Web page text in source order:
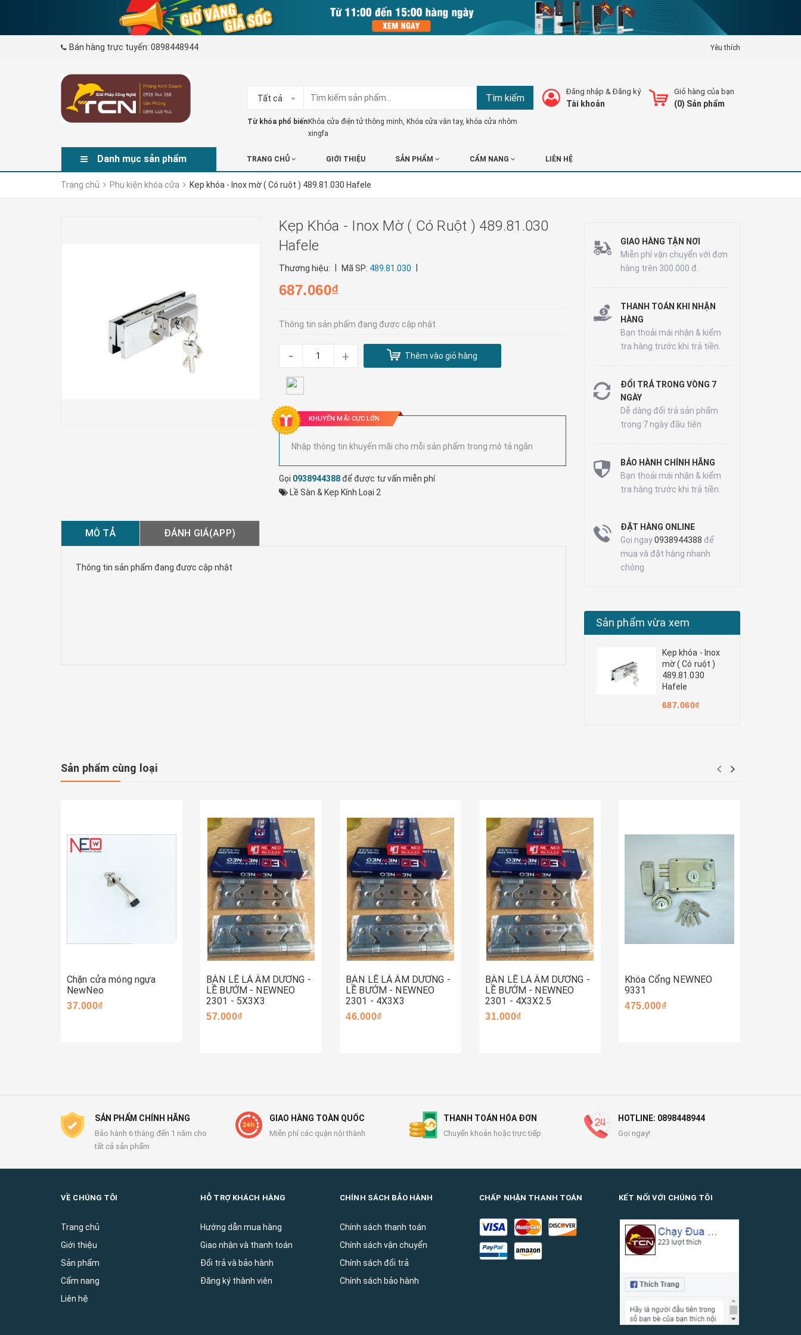
Bán hàng trực tuyến: 0898448944 Yêu thích
Tất cả Tìm kiếm
Từ khóa phổ biến:Khóa cửa điện tử thông minh, Khóa cửa vân tay, khóa cửa nhôm
xingfa
Giỏ hàng của bạn
(0) Sản phẩm
Đăng nhập &Đăng ký
Tài khoản
Danh mục sản phẩm TRANG CHỦ GIỚI THIỆU SẢN PHẨM CẨM NANG LIÊN HỆ
Trang chủ Phụ kiện khóa cửa Kẹp khóa - Inox mờ ( Có ruột ) 489.81.030 Hafele
Kẹp Khóa - Inox Mờ ( Có Ruột ) 489.81.030
Hafele
Thương hiệu: Mã SP: 489.81.030
687.060₫
Thông tin sản phẩm đang được cập nhật
- + Thêm vào giỏ hàng
KHUYẾN MÃI CỰC LỚN
Nhập thông tin khuyến mãi cho mỗi sản phẩm trong mô tả ngắn
Gọi 0938944388để được tư vấn miễn phí
Lề Sàn & Kẹp Kính Loại 2
MÔ TẢ ĐÁNH GIÁ(APP)
Thông tin sản phẩm đang được cập nhật
GIAO HÀNG TẬN NƠI
Miễn phí vận chuyển với đơn
hàng trên 300.000 đ.
THANH TOÁN KHI NHẬN
HÀNG
Bạn thoải mái nhận & kiểm
tra hàng trước khi trả tiền.
ĐỔI TRẢ TRONG VÒNG 7
NGÀY
Dễ dàng đổi trả sản phẩm
trong 7 ngày đầu tiên
BẢO HÀNH CHÍNH HÃNG
Bạn thoải mái nhận & kiểm
tra hàng trước khi trả tiền.
ĐẶT HÀNG ONLINE
Gọi ngay0938944388 để
mua và đặt hàng nhanh
chóng
Sản phẩm vừa xem
Kẹp khóa - Inox
mờ ( Có ruột )
489.81.030
Hafele
687.060₫
Sản phẩm cùng loại
Chặn cửa móng ngựa
NewNeo
37.000₫
BẢN LỀ LÁ ÂM DƯƠNG -
LỀ BƯỚM - NEWNEO
2301 - 5X3X3
57.000₫
BẢN LỀ LÁ ÂM DƯƠNG -
LỀ BƯỚM - NEWNEO
2301 - 4X3X3
46.000₫
BẢN LỀ LÁ ÂM DƯƠNG -
LỀ BƯỚM - NEWNEO
2301 - 4X3X2.5
31.000₫
Khóa Cổng NEWNEO
9331
475.000₫
SẢN PHẨM CHÍNH HÃNG
Bảo hành 6 tháng đến 1 năm cho
tất cả sản phẩm
GIAO HÀNG TOÀN QUỐC
Miễn phí các quận nội thành
THANH TOÁN HÓA ĐƠN
Chuyển khoản hoặc trực tiếp
HOTLINE: 0898448944
Gọi ngay!
VỀ CHÚNG TÔI
Trang chủ
Giới thiệu
Sản phẩm
Cẩm nang
Liên hệ
HỖ TRỢ KHÁCH HÀNG
Hướng dẫn mua hàng
Giao nhận và thanh toán
Đổi trả và bảo hành
Đăng ký thành viên
CHÍNH SÁCH BẢO HÀNH
Chính sách thanh toán
Chính sách vận chuyển
Chính sách đổi trả
Chính sách bảo hành
CHẤP NHẬN THANH TOÁN KẾT NỐI VỚI CHÚNG TÔI